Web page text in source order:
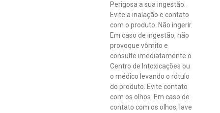
Perigosa a sua ingestão.
Evite a inalação e contato
com o produto. Não ingerir.
Em caso de ingestão, não
provoque vômito e
consulte imediatamente o
Centro de Intoxicações ou
o médico levando o rótulo
do produto. Evite contato
com os olhos. Em caso de
contato com os olhos, lave